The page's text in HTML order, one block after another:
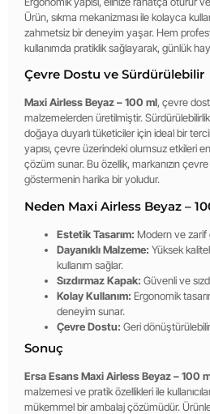
Ürün, sıkma mekanizması ile kolayca
zahmetsiz bir deneyim yaşar. Hem
kullanımda pratiklik sağlayarak, günlük
Çevre Dostu ve Sürdürülebilir
Maxi Airless Beyaz – 100 ml, çevre
malzemelerden üretilmiştir.
doğaya duyarlı tüketiciler için ideal bir
yapısı, çevre üzerindeki olumsuz etkileri
çözüm sunar. Bu özellik, markanızın
göstermenin harika bir yoludur.
Neden Maxi Airless Beyaz –
Estetik Tasarım: Modern ve zarif
Dayanıklı Malzeme: Yüksek
kullanım sağlar.
Sızdırmaz Kapak: Güvenli ve
Kolay Kullanım: Ergonomik
deneyim sunar.
Çevre Dostu: Geri
Sonuç
Ersa Esans Maxi Airless Beyaz – 100
malzemesi ve pratik özellikleri ile
mükemmel bir ambalaj çözümüdür.